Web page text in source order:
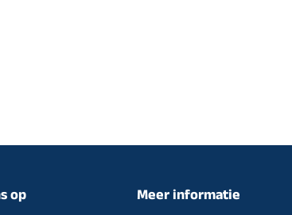
op Meer informatie